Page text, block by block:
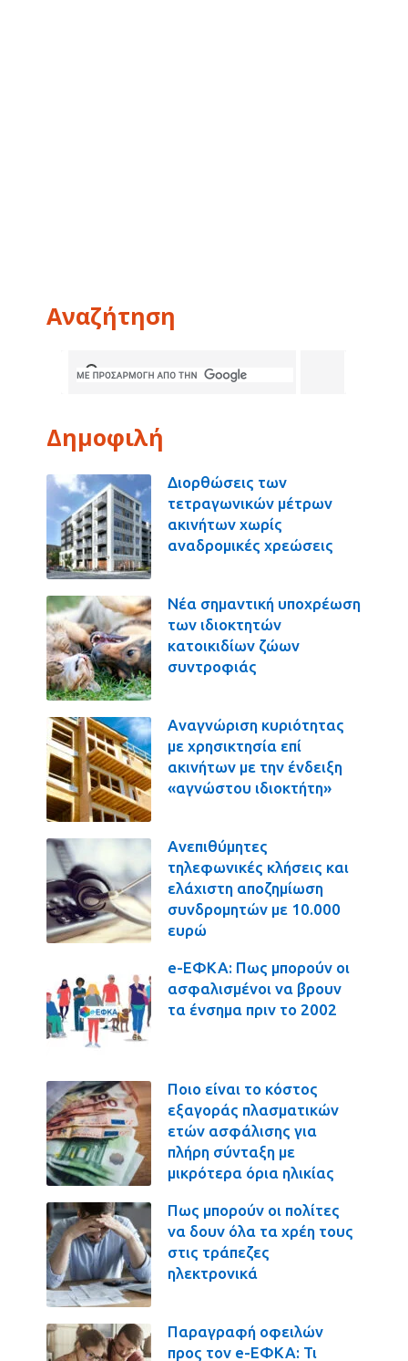
Αναζήτηση
Δημοφιλή
Διορθώσεις των
τετραγωνικών μέτρων
ακινήτων χωρίς
αναδρομικές χρεώσεις
Νέα σημαντική υποχρέωση
των ιδιοκτητών
κατοικιδίων ζώων
συντροφιάς
Αναγνώριση κυριότητας
με χρησικτησία επί
ακινήτων με την ένδειξη
«αγνώστου ιδιοκτήτη»
Ανεπιθύμητες
τηλεφωνικές κλήσεις και
ελάχιστη αποζημίωση
συνδρομητών με 10.000
ευρώ
e-ΕΦΚΑ: Πως μπορούν οι
ασφαλισμένοι να βρουν
τα ένσημα πριν το 2002
Ποιο είναι το κόστος
εξαγοράς πλασματικών
ετών ασφάλισης για
πλήρη σύνταξη με
μικρότερα όρια ηλικίας
Πως μπορούν οι πολίτες
να δουν όλα τα χρέη τους
στις τράπεζες
ηλεκτρονικά
Παραγραφή οφειλών
προς τον e-ΕΦΚΑ: Τι